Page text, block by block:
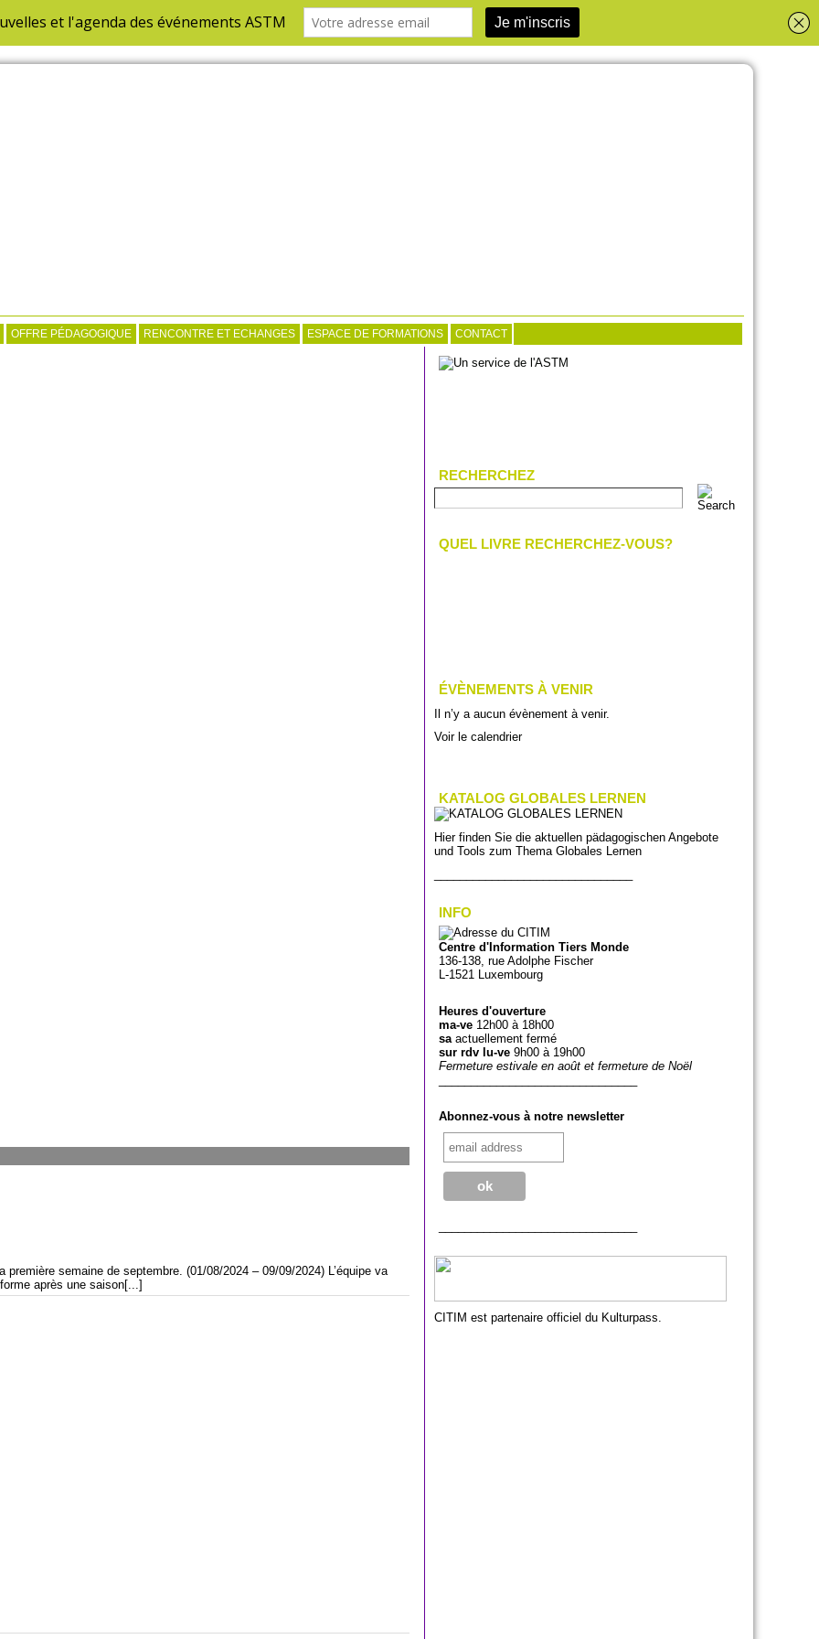
OFFRE PÉDAGOGIQUE RENCONTRE ET ECHANGES ESPACE DE FORMATIONS CONTACT
semaine de septembre. (01/08/2024 – 09/09/2024) L’équipe va
après une saison[...]
RECHERCHEZ
QUEL LIVRE RECHERCHEZ-VOUS?
ÉVÈNEMENTS À VENIR
Il n’y a aucun évènement à venir.
Voir le calendrier
KATALOG GLOBALES LERNEN
Hier finden Sie die aktuellen pädagogischen Angebote
und Tools zum Thema Globales Lernen
INFO
Centre d'Information Tiers Monde
136-138, rue Adolphe Fischer
L-1521 Luxembourg
Heures d'ouverture
ma-ve 12h00 à 18h00
saactuellement fermé
sur rdv lu-ve 9h00 à 19h00
Fermeture estivale en août et fermeture de Noël
Abonnez-vous à notre newsletter
CITIM est partenaire officiel du Kulturpass.